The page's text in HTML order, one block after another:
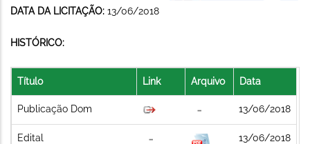
DATA DA LICITAÇÃO: 13/06/2018
HISTÓRICO:
Título Link Arquivo Data
Publicação Dom 13/06/2018
Edital 13/06/2018